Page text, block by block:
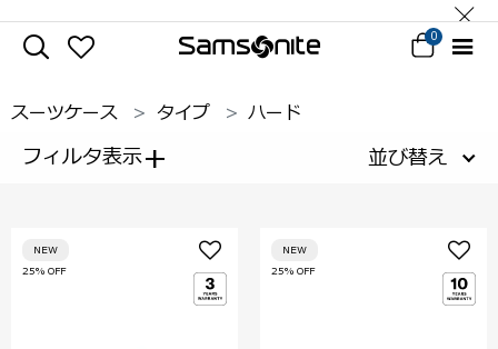
0
スーツケース タイプ ハード
フィルタ表示+ 並び替え
25% OFF
NEW
25% OFF
NEW